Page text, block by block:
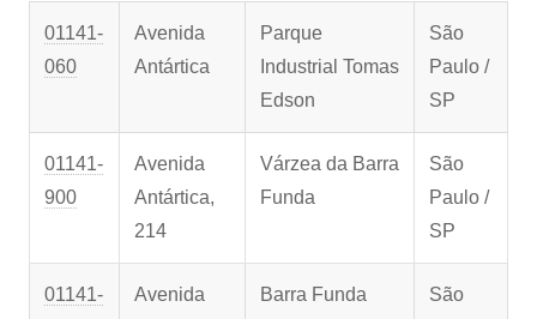
01141-
060
Avenida
Antártica
Parque
Industrial Tomas
Edson
São
Paulo /
SP
01141-
900
Avenida
Antártica,
214
Várzea da Barra
Funda
São
Paulo /
SP
01141-
Avenida
Barra Funda
São